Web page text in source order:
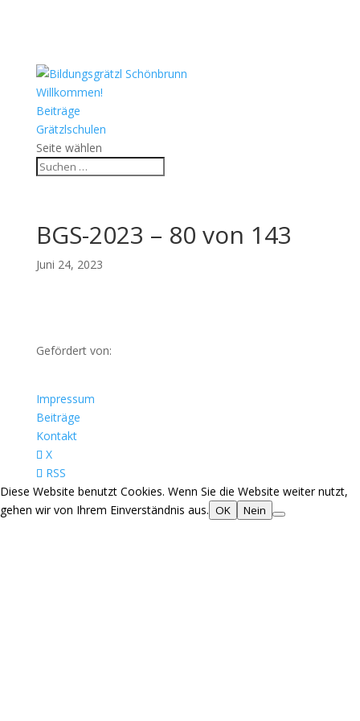
Willkommen!
Beiträge
Grätzlschulen
Seite wählen
BGS-2023 – 80 von 143
Juni 24, 2023
Gefördert von:
Impressum
Beiträge
Kontakt
X
RSS
Diese Website benutzt Cookies. Wenn Sie die Website weiter nutzt,
gehen wir von Ihrem Einverständnis aus. OK Nein